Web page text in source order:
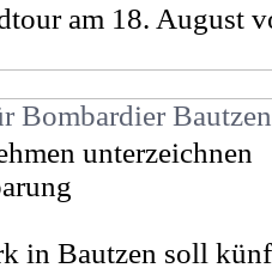
am 18. August
Bombardier Bautzen
unterzeichnen
in Bautzen soll